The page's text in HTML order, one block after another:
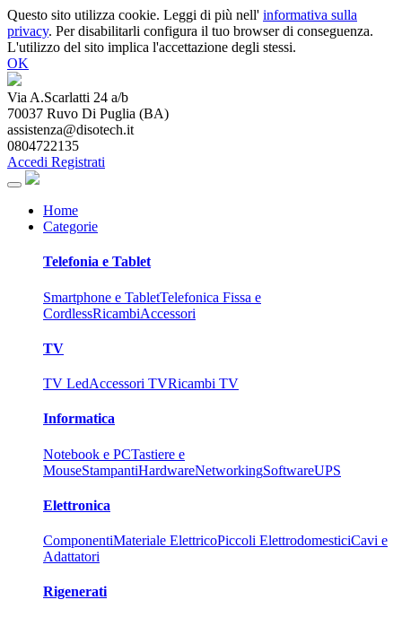
Questo sito utilizza cookie. Leggi di più nell' informativa sulla
privacy. Per disabilitarli configura il tuo browser di conseguenza.
L'utilizzo del sito implica l'accettazione degli stessi.
OK
Via A.Scarlatti 24 a/b
70037 Ruvo Di Puglia (BA)
assistenza@disotech.it
0804722135
Accedi Registrati
Home
Categorie
Telefonia e Tablet
Smartphone e TabletTelefonica Fissa e
CordlessRicambiAccessori
TV
TV LedAccessori TVRicambi TV
Informatica
Notebook e PCTastiere e
MouseStampantiHardwareNetworkingSoftwareUPS
Elettronica
ComponentiMateriale ElettricoPiccoli ElettrodomesticiCavi e
Adattatori
Rigenerati